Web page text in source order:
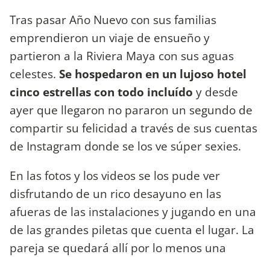
Tras pasar Año Nuevo con sus familias
emprendieron un viaje de ensueño y
partieron a la Riviera Maya con sus aguas
celestes. Se hospedaron en un lujoso hotel
cinco estrellas con todo incluído y desde
ayer que llegaron no pararon un segundo de
compartir su felicidad a través de sus cuentas
de Instagram donde se los ve súper sexies.
En las fotos y los videos se los pude ver
disfrutando de un rico desayuno en las
afueras de las instalaciones y jugando en una
de las grandes piletas que cuenta el lugar. La
pareja se quedará allí por lo menos una